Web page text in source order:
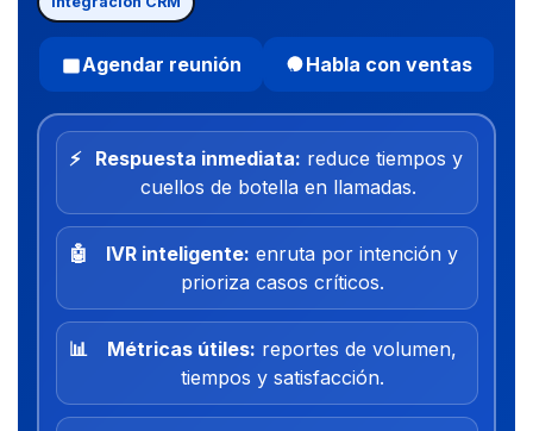
Agendar reunión Habla con ventas
⚡ Respuesta inmediata: reduce tiempos y
cuellos de botella en llamadas.
🤖 IVR inteligente: enruta por intención y
prioriza casos críticos.
📊 Métricas útiles: reportes de volumen,
tiempos y satisfacción.